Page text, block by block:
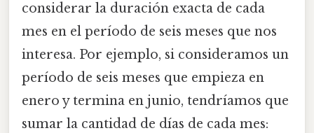
considerar la duración exacta de cada
mes en el período de seis meses que nos
interesa. Por ejemplo, si consideramos un
período de seis meses que empieza en
enero y termina en junio, tendríamos que
sumar la cantidad de días de cada mes: